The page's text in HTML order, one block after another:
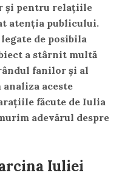
și pentru relațiile
atenția publicului.
de posibila
a stârnit multă
fanilor și al
aceste
făcute de Iulia
adevărul despre
Iuliei